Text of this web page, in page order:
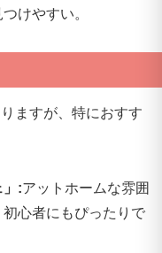
けやすい。
ますが、特におすす
」:アットホームな雰囲
心者にもぴったりで